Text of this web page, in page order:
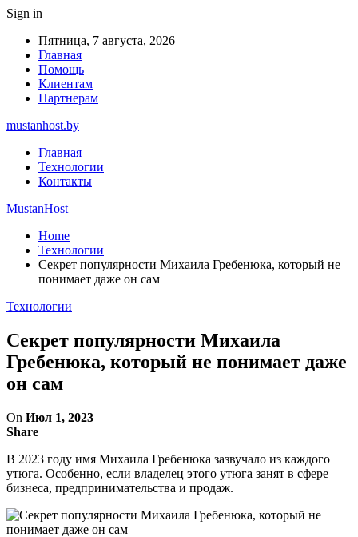
Sign in
Пятница, 7 августа, 2026
Главная
Помощь
Клиентам
Партнерам
mustanhost.by
Главная
Технологии
Контакты
MustanHost
Home
Технологии
Секрет популярности Михаила Гребенюка, который не
понимает даже он сам
Технологии
Секрет популярности Михаила
Гребенюка, который не понимает даже
он сам
On Июл 1, 2023
Share
В 2023 году имя Михаила Гребенюка зазвучало из каждого
утюга. Особенно, если владелец этого утюга занят в сфере
бизнеса, предпринимательства и продаж.